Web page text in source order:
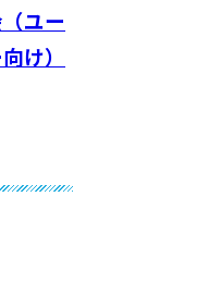
ユー
け）